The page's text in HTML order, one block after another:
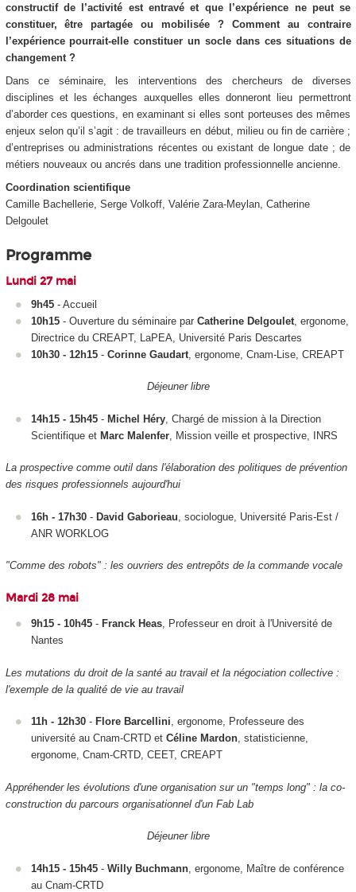
constructif de l’activité est entravé et que l’expérience ne peut se
constituer, être partagée ou mobilisée ? Comment au contraire
l’expérience pourrait-elle constituer un socle dans ces situations de
changement ?
Dans ce séminaire, les interventions des chercheurs de diverses
disciplines et les échanges auxquelles elles donneront lieu permettront
d’aborder ces questions, en examinant si elles sont porteuses des mêmes
enjeux selon qu’il s’agit : de travailleurs en début, milieu ou fin de carrière ;
d’entreprises ou administrations récentes ou existant de longue date ; de
métiers nouveaux ou ancrés dans une tradition professionnelle ancienne.
Coordination scientifique
Camille Bachellerie, Serge Volkoff, Valérie Zara-Meylan, Catherine
Delgoulet
Programme
Lundi 27 mai
9h45 - Accueil
10h15 - Ouverture du séminaire par Catherine Delgoulet , ergonome,
Directrice du CREAPT, LaPEA, Université Paris Descartes
10h30 - 12h15 - Corinne Gaudart , ergonome, Cnam-Lise, CREAPT
Déjeuner libre
14h15 - 15h45 - Michel Héry , Chargé de mission à la Direction
Scientifique et Marc Malenfer , Mission veille et prospective, INRS
La prospective comme outil dans l'élaboration des politiques de prévention
des risques professionnels aujourd'hui
16h - 17h30 - David Gaborieau , sociologue, Université Paris-Est /
ANR WORKLOG
"Comme des robots" : les ouvriers des entrepôts de la commande vocale
Mardi 28 mai
9h15 - 10h45 - Franck Heas, Professeur en droit à l'Université de
Nantes
Les mutations du droit de la santé au travail et la négociation collective :
l'exemple de la qualité de vie au travail
11h - 12h30 - Flore Barcellini, ergonome, Professeure des
université au Cnam-CRTD et Céline Mardon, statisticienne,
ergonome, Cnam-CRTD, CEET, CREAPT
Appréhender les évolutions d'une organisation sur un "temps long" : la co-
construction du parcours organisationnel d'un Fab Lab
Déjeuner libre
14h15 - 15h45 - Willy Buchmann , ergonome, Maître de conférence
au Cnam-CRTD